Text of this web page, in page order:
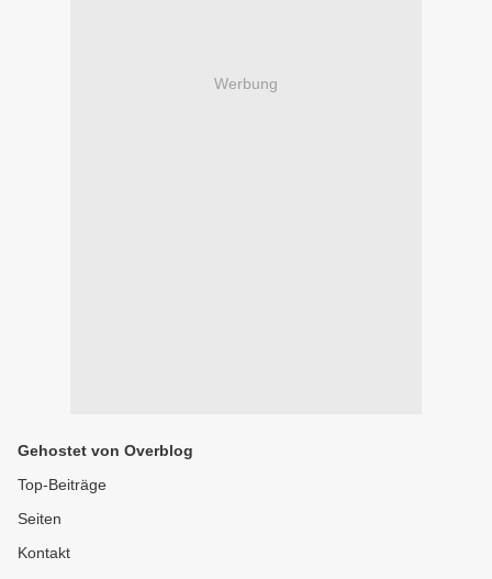
Werbung
Gehostet von Overblog
Top-Beiträge
Seiten
Kontakt